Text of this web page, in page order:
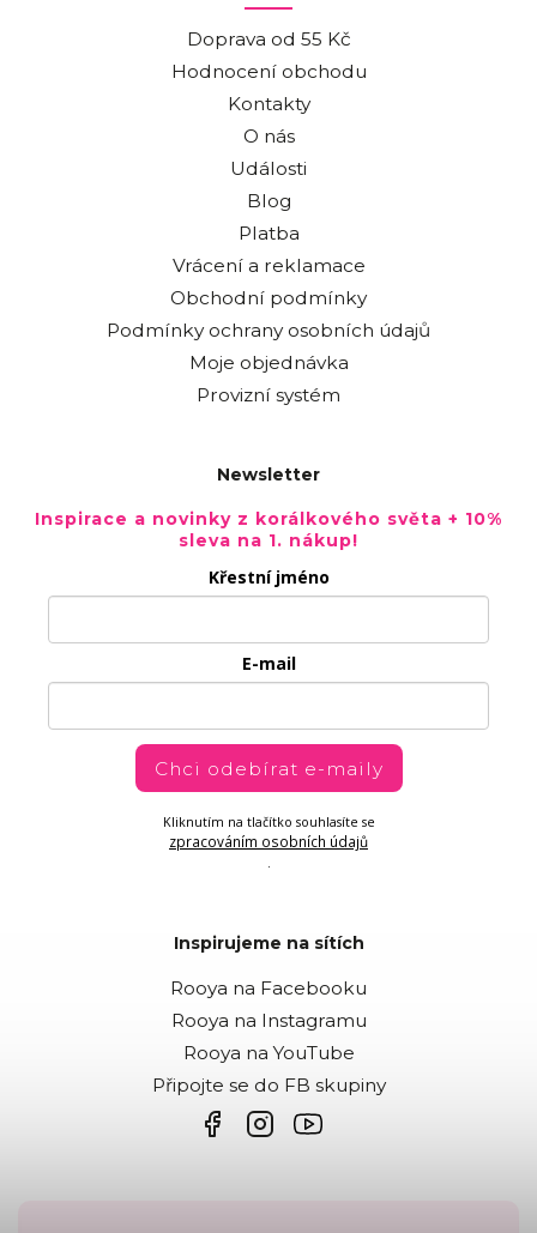
Doprava od 55 Kč
Hodnocení obchodu
Kontakty
O nás
Události
Blog
Platba
Vrácení a reklamace
Obchodní podmínky
Podmínky ochrany osobních údajů
Moje objednávka
Provizní systém
Newsletter
Inspirace a novinky z korálkového světa + 10%
sleva na 1. nákup!
Křestní jméno
E-mail
Chci odebírat e-maily
Kliknutím na tlačítko souhlasíte se
zpracováním osobních údajů
.
Inspirujeme na sítích
Rooya na Facebooku
Rooya na Instagramu
Rooya na YouTube
Připojte se do FB skupiny